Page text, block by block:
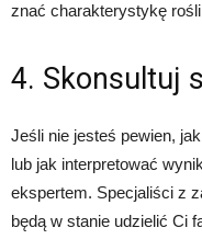
znać charakterystykę
4. Skonsultuj
Jeśli nie jesteś pewien,
lub jak interpretować
ekspertem. Specjaliści z
będą w stanie udzielić Ci